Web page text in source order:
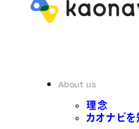
About us
理念
カオナビを